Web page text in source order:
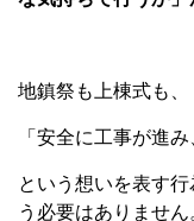
地鎮祭も上棟式も、
「安全に工事が進
という想いを表す
う必要はありません